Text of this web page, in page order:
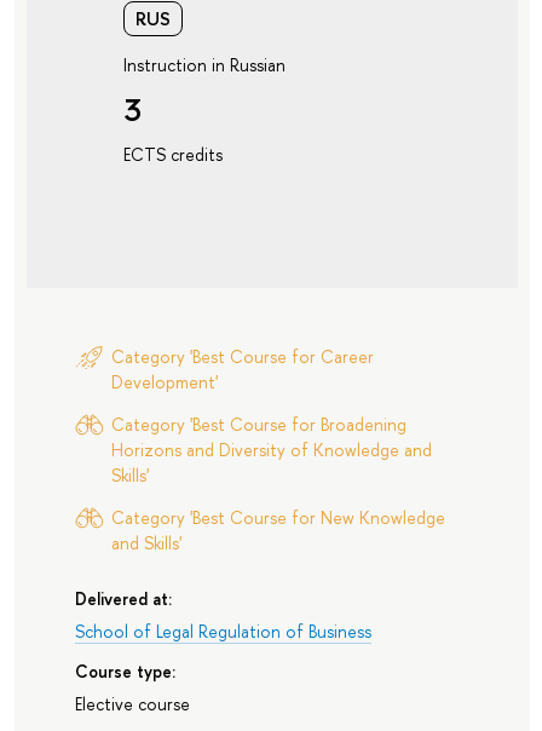
RUS
Instruction in Russian
3
ECTS credits
Category 'Best Course for Career
Development'
Category 'Best Course for Broadening
Horizons and Diversity of Knowledge and
Skills'
Category 'Best Course for New Knowledge
and Skills'
Delivered at:
School of Legal Regulation of Business
Course type:
Elective course